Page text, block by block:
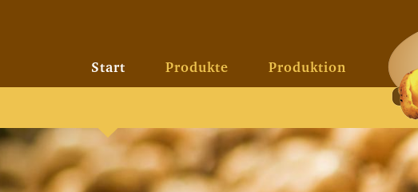
Start Produkte Produktion